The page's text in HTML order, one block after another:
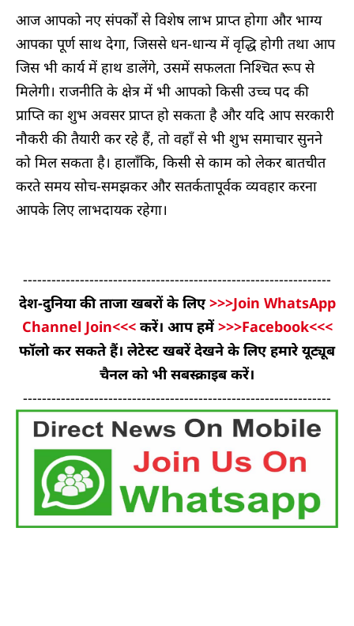
आज आपको नए संपर्कों से विशेष लाभ प्राप्त होगा और भाग्य
आपका पूर्ण साथ देगा, जिससे धन-धान्य में वृद्धि होगी तथा आप
जिस भी कार्य में हाथ डालेंगे, उसमें सफलता निश्चित रूप से
मिलेगी। राजनीति के क्षेत्र में भी आपको किसी उच्च पद की
प्राप्ति का शुभ अवसर प्राप्त हो सकता है और यदि आप सरकारी
नौकरी की तैयारी कर रहे हैं, तो वहाँ से भी शुभ समाचार सुनने
को मिल सकता है। हालाँकि, किसी से काम को लेकर बातचीत
करते समय सोच-समझकर और सतर्कतापूर्वक व्यवहार करना
आपके लिए लाभदायक रहेगा।
-----------------------------------------------------------------
देश-दुनिया की ताजा खबरों के लिए>>>Join WhatsApp
Channel Join<<< करें। आप हमें>>>Facebook<<<
फॉलो कर सकते हैं। लेटेस्ट खबरें देखने के लिए हमारे यूट्यूब
चैनल को भी सबस्क्राइब करें।
-----------------------------------------------------------------